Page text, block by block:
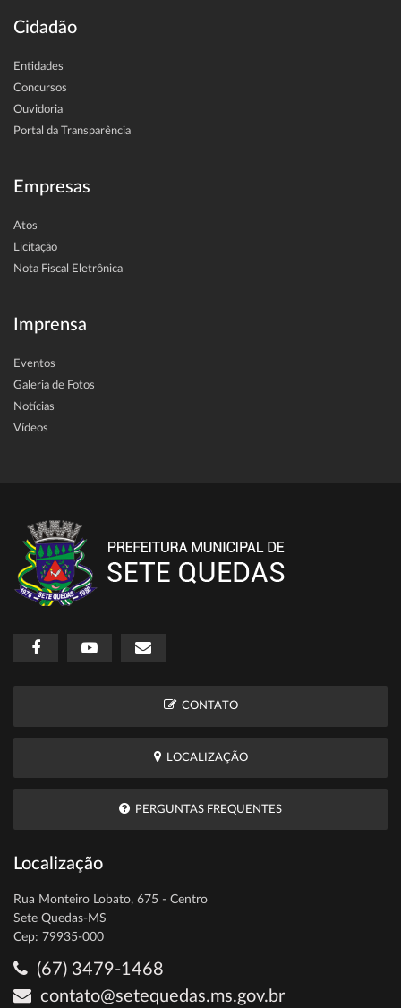
Cidadão
Entidades
Concursos
Ouvidoria
Portal da Transparência
Empresas
Atos
Licitação
Nota Fiscal Eletrônica
Imprensa
Eventos
Galeria de Fotos
Notícias
Vídeos
CONTATO
LOCALIZAÇÃO
PERGUNTAS FREQUENTES
Localização
Rua Monteiro Lobato, 675 - Centro
Sete Quedas-MS
Cep: 79935-000
(67) 3479-1468
contato@setequedas.ms.gov.br